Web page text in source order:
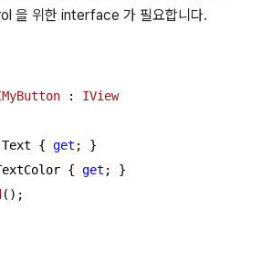
을 위한 interface 가 필요합니다.
: IView
Text { get ; }
{ get ; }
( ) ;